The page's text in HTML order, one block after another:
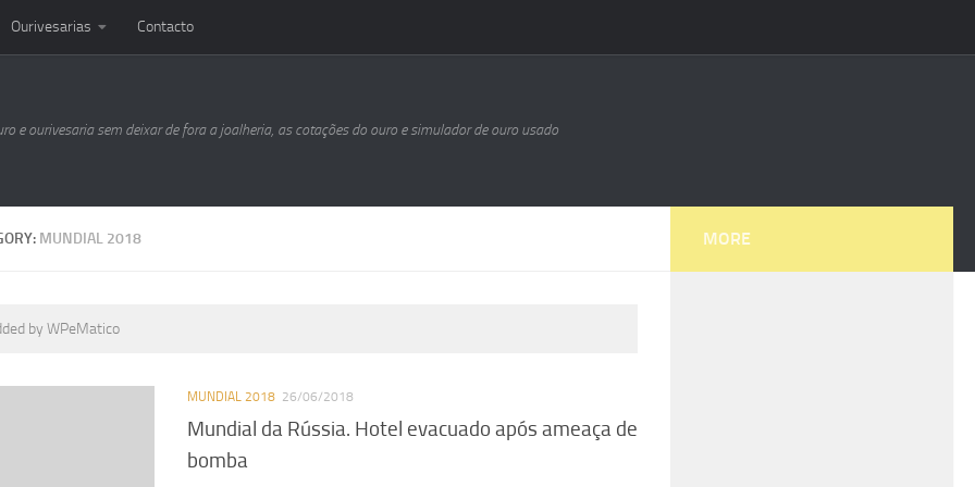
Ourivesarias Contacto
e ourivesaria sem deixar de fora a joalheria, as cotações do ouro e simulador de ouro usado
MUNDIAL 2018
by WPeMatico
MUNDIAL 2018 26/06/2018
Mundial da Rússia. Hotel evacuado após ameaça de
bomba
MORE